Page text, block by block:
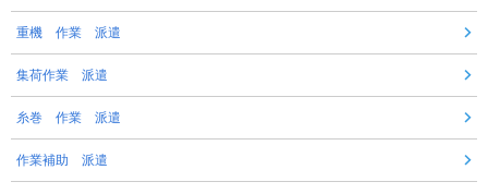
重機 作業 派遣
集荷作業 派遣
糸巻 作業 派遣
作業補助 派遣